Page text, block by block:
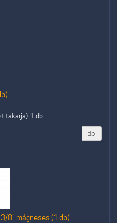
takarja): 1 db
db
8" mágneses (1 db)